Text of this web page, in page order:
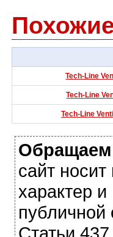
Tech-Line
Tech-Line
Tech-Line
сайт
характер